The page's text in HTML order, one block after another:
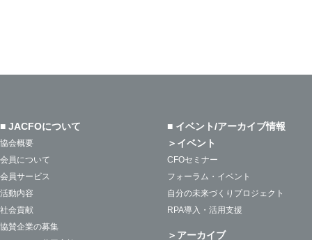
■ JACFOについて
協会概要
会員について
会員サービス
活動内容
社会貢献
協賛企業の募集
■ イベント/アーカイブ情報
＞イベント
CFOセミナー
フォーラム・イベント
自分の未来づくりプロジェクト
RPA導入・活用支援
＞アーカイブ